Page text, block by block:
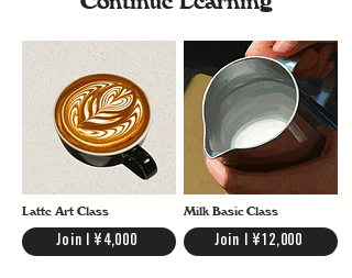
温度を確認するための温度計も合わせて使うことをおすす
Latte Art Class Milk Basic Class
Join | ¥4,000 Join | ¥12,000